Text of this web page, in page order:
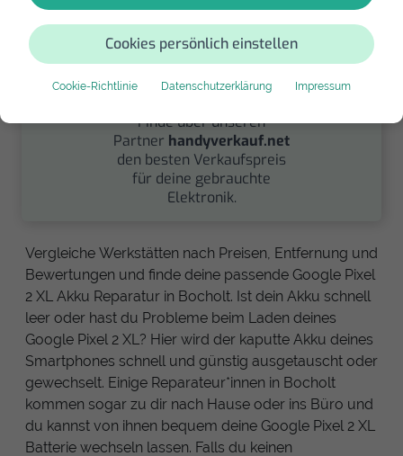
Cookies persönlich einstellen
Cookie-Richtlinie Datenschutzerklärung Impressum
Verkaufen
Finde über unseren
Partner handyverkauf.net
den besten Verkaufspreis
für deine gebrauchte
Elektronik.
Vergleiche Werkstätten nach Preisen, Entfernung und
Bewertungen und finde deine passende Google Pixel
2 XL Akku Reparatur in Bocholt. Ist dein Akku schnell
leer oder hast du Probleme beim Laden deines
Google Pixel 2 XL? Hier wird der kaputte Akku deines
Smartphones schnell und günstig ausgetauscht oder
gewechselt. Einige Reparateur*innen in Bocholt
kommen sogar zu dir nach Hause oder ins Büro und
du kannst von ihnen bequem deine Google Pixel 2 XL
Batterie wechseln lassen. Falls du keinen